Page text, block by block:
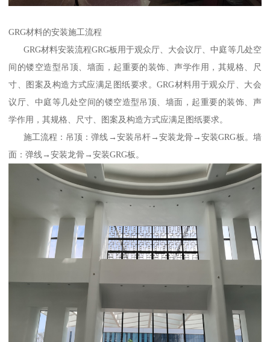
GRG材料的安装施工流程
GRG材料安装流程GRG板用于观众厅、大会议厅、中庭等几处空
间的镂空造型吊顶、墙面，起重要的装饰、声学作用，其规格、尺
寸、图案及构造方式应满足图纸要求。GRG材料用于观众厅、大会
议厅、中庭等几处空间的镂空造型吊顶、墙面，起重要的装饰、声
学作用，其规格、尺寸、图案及构造方式应满足图纸要求。
施工流程：吊顶：弹线→安装吊杆→安装龙骨→安装GRG板。墙
面：弹线→安装龙骨→安装GRG板。